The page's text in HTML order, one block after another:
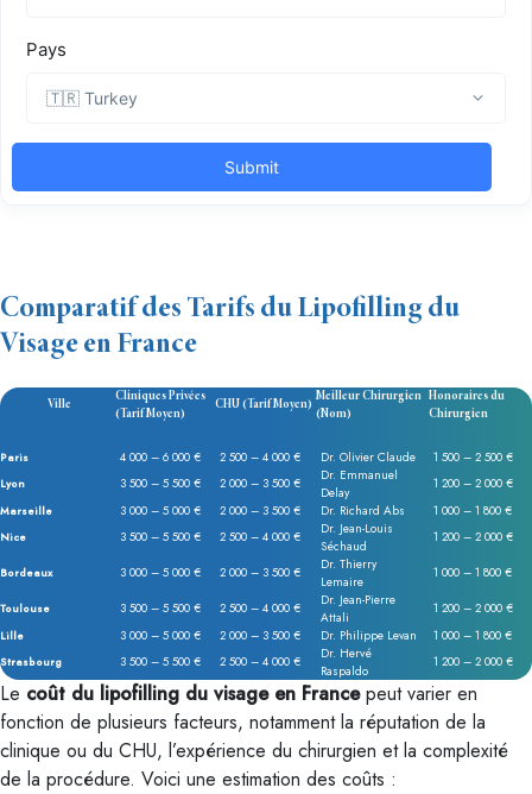
Comparatif des Tarifs du Lipofilling du
Visage en France
Ville
Cliniques Privées
(Tarif Moyen)
CHU (Tarif Moyen)
Meilleur Chirurgien
(Nom)
Honoraires du
Chirurgien
Paris 4 000 – 6 000 € 2 500 – 4 000 € Dr. Olivier Claude 1 500 – 2 500 €
Lyon 3 500 – 5 500 € 2 000 – 3 500 €
Dr. Emmanuel
Delay
1 200 – 2 000 €
Marseille 3 000 – 5 000 € 2 000 – 3 500 € Dr. Richard Abs 1 000 – 1 800 €
Nice 3 500 – 5 500 € 2 500 – 4 000 €
Dr. Jean-Louis
Séchaud
1 200 – 2 000 €
Bordeaux 3 000 – 5 000 € 2 000 – 3 500 €
Dr. Thierry
Lemaire
1 000 – 1 800 €
Toulouse 3 500 – 5 500 € 2 500 – 4 000 €
Dr. Jean-Pierre
Attali
1 200 – 2 000 €
Lille 3 000 – 5 000 € 2 000 – 3 500 € Dr. Philippe Levan 1 000 – 1 800 €
Strasbourg 3 500 – 5 500 € 2 500 – 4 000 €
Dr. Hervé
Raspaldo
1 200 – 2 000 €
Le coût du lipofilling du visage en Francepeut varier en
fonction de plusieurs facteurs, notamment la réputation de la
clinique ou du CHU, l’expérience du chirurgien et la complexité
de la procédure. Voici une estimation des coûts :